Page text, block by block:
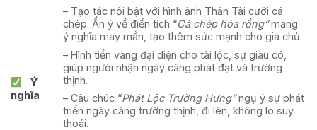
Ý
nghĩa
– Tạo tác nổi bật với hình ảnh Thần Tài cưỡi cá
chép. Ẩn ý về điển tích “Cá chép hóa rồng”mang
ý nghĩa may mắn, tạo thêm sức mạnh cho gia chủ.
– Hình tiền vàng đại diện cho tài lộc, sự giàu có,
giúp người nhận ngày càng phát đạt và trường
thịnh.
– Câu chúc “Phát Lộc Trường Hưng”ngụ ý sự phát
triển ngày càng trường thịnh, đi lên, không lo suy
thoái.